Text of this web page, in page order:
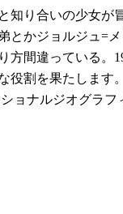
り合いの少女
かジョルジュ=
間違っている。
役割を果たします。
ョナルジオグラ